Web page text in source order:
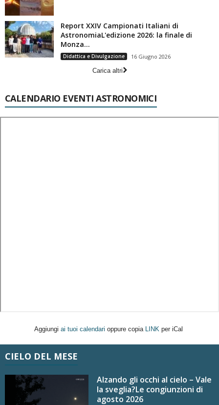
Report XXIV Campionati Italiani di
AstronomiaL'edizione 2026: la finale di
Monza...
Didattica e Divulgazione
16 Giugno 2026
Carica altri
CALENDARIO EVENTI ASTRONOMICI
Aggiungi ai tuoi calendari oppure copia LINK per iCal
CIELO DEL MESE
Alzando gli occhi al cielo – Vale
la sveglia?Le congiunzioni di
agosto 2026